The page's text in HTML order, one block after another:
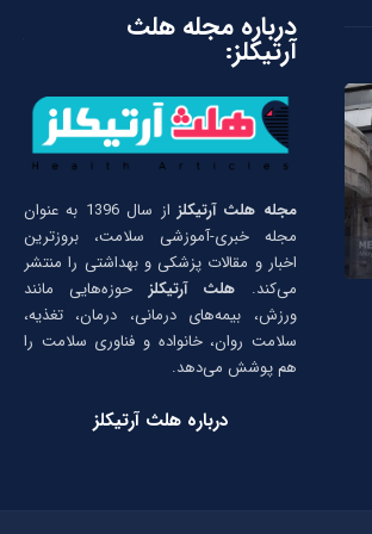
درباره مجله هلث
آرتیکلز:
مجله هلث آرتیکلز
از سال 1396 به عنوان
مجله خبری-آموزشی سلامت، بروزترین
اخبار و مقالات پزشکی و بهداشتی را منتشر
می‌کند. هلث آرتیکلز حوزه‌هایی مانند
ورزش، بیمه‌های درمانی، درمان، تغذیه،
سلامت روان، خانواده و فناوری سلامت را
هم پوشش می‌دهد.
درباره هلث آرتیکلز